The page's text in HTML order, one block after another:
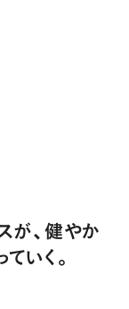
が、健やか
いく。